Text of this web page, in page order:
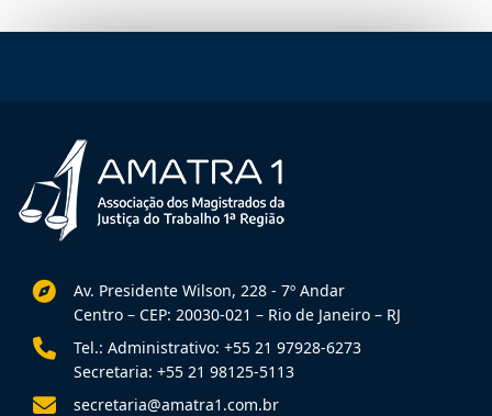
Av. Presidente Wilson, 228 - 7º Andar
Centro – CEP: 20030-021 – Rio de Janeiro – RJ
Tel.: Administrativo: +55 21 97928-6273
Secretaria: +55 21 98125-5113
secretaria@amatra1.com.br